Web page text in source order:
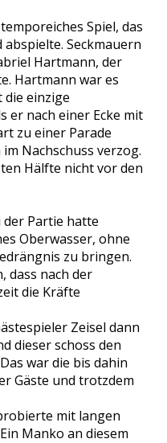
Spiel, das
Seckmauern
Hartmann, der
Hartmann war es
die einzige
er nach einer Ecke mit
zu einer Parade
Nachschuss verzog.
Hälfte nicht vor den
der Partie hatte
Oberwasser, ohne
zu bringen.
dass nach der
die Kräfte
Zeisel dann
dieser schoss den
war die bis dahin
Gäste und trotzdem
mit langen
Manko an diesem